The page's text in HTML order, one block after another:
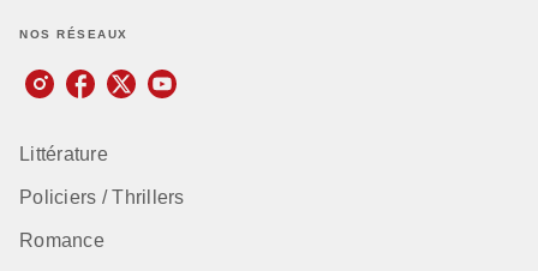
NOS RÉSEAUX
Littérature
Policiers / Thrillers
Romance